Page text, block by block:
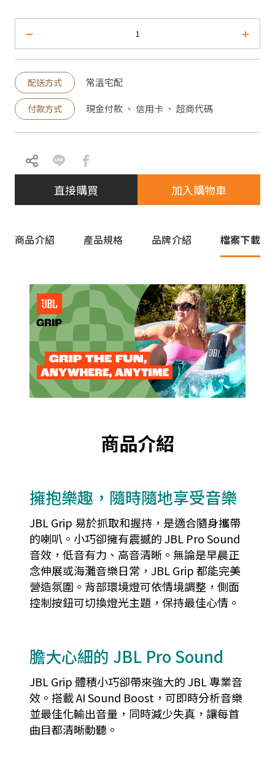
配送方式 常溫宅配
付款方式 現金付款 、 信用卡 、 超商代碼
直接購買 加入購物車
商品介紹 產品規格 品牌介紹 檔案下載
商品介紹
擁抱樂趣，隨時隨地享受音樂
JBL Grip 易於抓取和握持，是適合隨身攜帶
的喇叭。小巧卻擁有震撼的 JBL Pro Sound
音效，低音有力、高音清晰。無論是早晨正
念伸展或海灘音樂日常，JBL Grip 都能完美
營造氛圍。背部環境燈可依情境調整，側面
控制按鈕可切換燈光主題，保持最佳心情。
膽大心細的 JBL Pro Sound
JBL Grip 體積小巧卻帶來強大的 JBL 專業音
效。搭載 AI Sound Boost，可即時分析音樂
並最佳化輸出音量，同時減少失真，讓每首
曲目都清晰動聽。